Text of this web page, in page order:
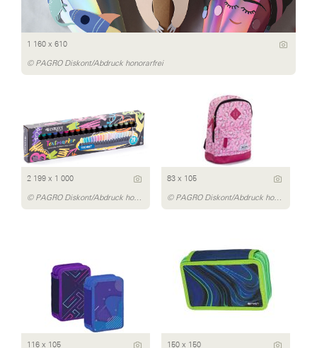
1 160 x 610
© PAGRO Diskont/Abdruck honorarfrei
2 199 x 1 000
© PAGRO Diskont/Abdruck honorarfrei
83 x 105
© PAGRO Diskont/Abdruck honorarfrei
116 x 105 150 x 150